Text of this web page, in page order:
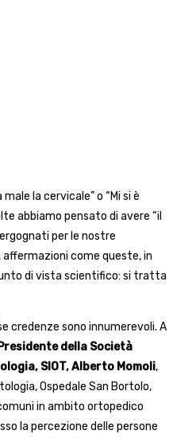
la cervicale” o “Mi si è
abbiamo pensato di avere “il
per le nostre
affermazioni come queste, in
di vista scientifico: si tratta
credenze sono innumerevoli. A
della Società
SIOT, Alberto Momoli,
Ospedale San Bortolo,
in ambito ortopedico
la percezione delle persone